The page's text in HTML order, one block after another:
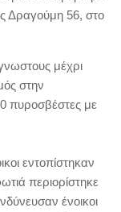
Δραγούμη 56, στο
μέχρι
στην
πυροσβέστες με
εντοπίστηκαν
περιορίστηκε
ένοικοι